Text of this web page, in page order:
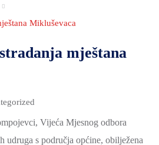
Mikluševaca
mještana
Vijeća Mjesnog odbora
udruga s područja općine, obilježena